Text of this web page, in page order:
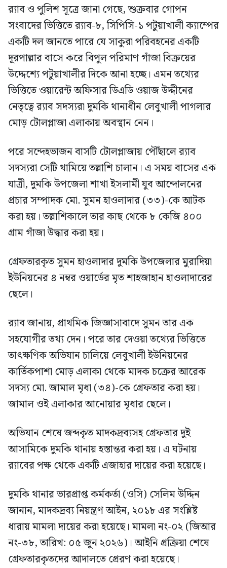
র‍্যাব ও পুলিশ সূত্রে জানা গেছে, শুক্রবার গোপন
সংবাদের ভিত্তিতে র‍্যাব-৮, সিপিসি-১ পটুয়াখালী ক্যাম্পের
একটি দল জানতে পারে যে সাকুরা পরিবহনের একটি
দূরপাল্লার বাসে করে বিপুল পরিমাণ গাঁজা বিক্রয়ের
উদ্দেশ্যে পটুয়াখালীর দিকে আনা হচ্ছে। এমন তথ্যের
ভিত্তিতে ওয়ারেন্ট অফিসার ডিএডি ওয়াজ উদ্দীনের
নেতৃত্বে র‍্যাব সদস্যরা দুমকি থানাধীন লেবুখালী পাগলার
মোড় টোলপ্লাজা এলাকায় অবস্থান নেন।
পরে সন্দেহভাজন বাসটি টোলপ্লাজায় পৌঁছালে র‍্যাব
সদস্যরা সেটি থামিয়ে তল্লাশি চালান। এ সময় বাসের এক
যাত্রী, দুমকি উপজেলা শাখা ইসলামী যুব আন্দোলনের
প্রচার সম্পাদক মো. সুমন হাওলাদার (৩৩)-কে আটক
করা হয়। তল্লাশিকালে তার কাছ থেকে ৮ কেজি ৪০০
গ্রাম গাঁজা উদ্ধার করা হয়।
গ্রেফতারকৃত সুমন হাওলাদার দুমকি উপজেলার মুরাদিয়া
ইউনিয়নের ৪ নম্বর ওয়ার্ডের মৃত শাহজাহান হাওলাদারের
ছেলে।
র‍্যাব জানায়, প্রাথমিক জিজ্ঞাসাবাদে সুমন তার এক
সহযোগীর তথ্য দেন। পরে তার দেওয়া তথ্যের ভিত্তিতে
তাৎক্ষণিক অভিযান চালিয়ে লেবুখালী ইউনিয়নের
কার্তিকপাশা মোড় এলাকা থেকে মাদক চক্রের আরেক
সদস্য মো. জামাল মৃধা (৩৪)-কে গ্রেফতার করা হয়।
জামাল ওই এলাকার আনোয়ার মৃধার ছেলে।
অভিযান শেষে জব্দকৃত মাদকদ্রব্যসহ গ্রেফতার দুই
আসামিকে দুমকি থানায় হস্তান্তর করা হয়। এ ঘটনায়
র‍্যাবের পক্ষ থেকে একটি এজাহার দায়ের করা হয়েছে।
দুমকি থানার ভারপ্রাপ্ত কর্মকর্তা (ওসি) সেলিম উদ্দিন
জানান, মাদকদ্রব্য নিয়ন্ত্রণ আইন, ২০১৮ এর সংশ্লিষ্ট
ধারায় মামলা দায়ের করা হয়েছে। মামলা নং-০২ (জিআর
নং-৩৮, তারিখ: ০৫ জুন ২০২৬)। আইনি প্রক্রিয়া শেষে
গ্রেফতারকৃতদের আদালতে প্রেরণ করা হয়েছে।